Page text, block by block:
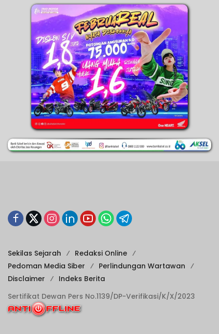
Sekilas Sejarah
Redaksi Online
Pedoman Media Siber
Perlindungan Wartawan
Disclaimer
Indeks Berita
Sertifikat Dewan Pers No.1139/DP-Verifikasi/K/X/2023